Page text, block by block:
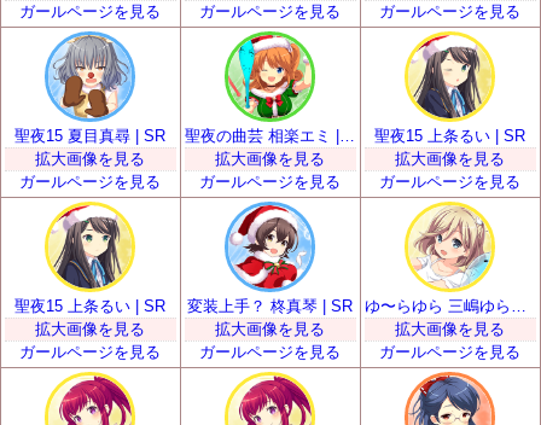
ガールページを見る
ガールページを見る
ガールページを見る
聖夜15 夏目真尋 | SR
拡大画像を見る
ガールページを見る
聖夜の曲芸 相楽エミ | SR
拡大画像を見る
ガールページを見る
聖夜15 上条るい | SR
拡大画像を見る
ガールページを見る
聖夜15 上条るい | SR
拡大画像を見る
ガールページを見る
変装上手？ 柊真琴 | SR
拡大画像を見る
ガールページを見る
拡大画像を見る
ガールページを見る